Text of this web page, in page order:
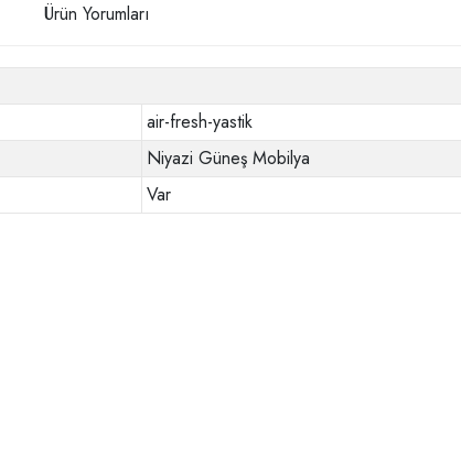
Ürün Yorumları
air-fresh-yastik
Niyazi Güneş Mobilya
Var